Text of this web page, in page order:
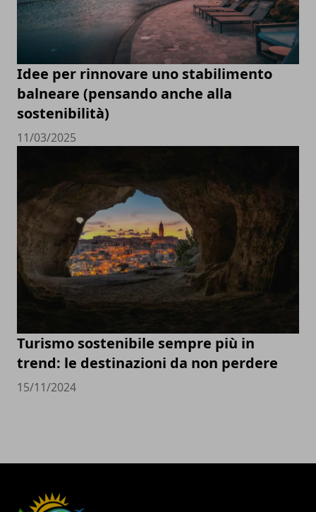
Idee per rinnovare uno stabilimento
balneare (pensando anche alla
sostenibilità)
11/03/2025
Turismo sostenibile sempre più in
trend: le destinazioni da non perdere
15/11/2024